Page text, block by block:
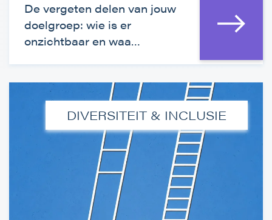
De vergeten delen van jouw
doelgroep: wie is er
onzichtbaar en waa…
DIVERSITEIT & INCLUSIE